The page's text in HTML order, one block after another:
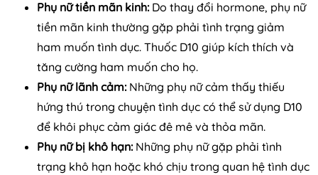
Phụ nữ tiền mãn kinh:Do thay đổi hormone, phụ nữ
tiền mãn kinh thường gặp phải tình trạng giảm
ham muốn tình dục. Thuốc D10 giúp kích thích và
tăng cường ham muốn cho họ.
Phụ nữ lãnh cảm:Những phụ nữ cảm thấy thiếu
hứng thú trong chuyện tình dục có thể sử dụng D10
để khôi phục cảm giác đê mê và thỏa mãn.
Phụ nữ bị khô hạn:Những phụ nữ gặp phải tình
trạng khô hạn hoặc khó chịu trong quan hệ tình dục